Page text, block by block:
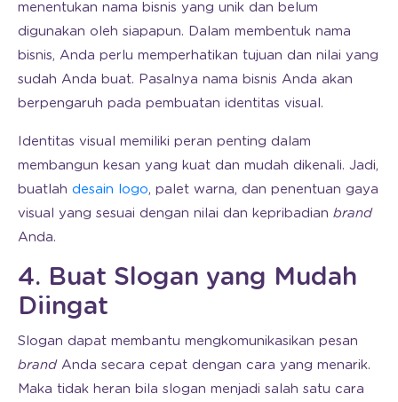
menentukan nama bisnis yang unik dan belum
digunakan oleh siapapun. Dalam membentuk nama
bisnis, Anda perlu memperhatikan tujuan dan nilai yang
sudah Anda buat. Pasalnya nama bisnis Anda akan
berpengaruh pada pembuatan identitas visual.
Identitas visual memiliki peran penting dalam
membangun kesan yang kuat dan mudah dikenali. Jadi,
buatlah desain logo, palet warna, dan penentuan gaya
visual yang sesuai dengan nilai dan kepribadian brand
Anda.
4. Buat Slogan yang Mudah
Diingat
Slogan dapat membantu mengkomunikasikan pesan
brand Anda secara cepat dengan cara yang menarik.
Maka tidak heran bila slogan menjadi salah satu cara